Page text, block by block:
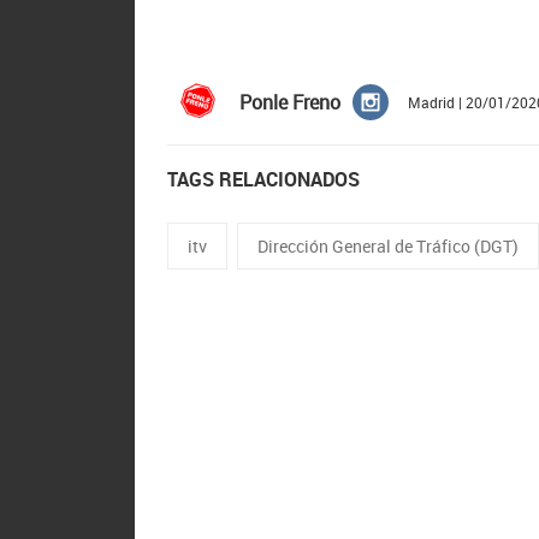
Ponle Freno Madrid | 20/01/
TAGS RELACIONADOS
itv Dirección General de Tráfico (DGT)